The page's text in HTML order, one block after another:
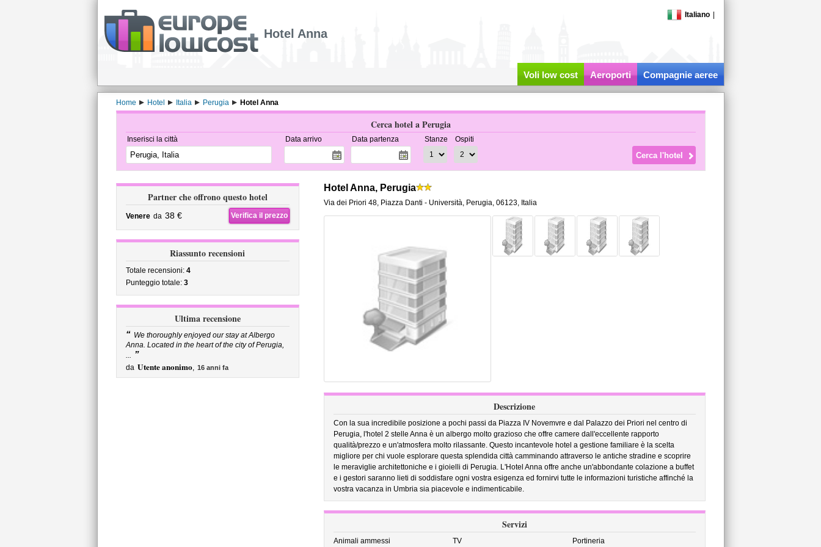
Italiano
Hotel Anna
Voli low cost Aeroporti Compagnie aeree
Home Hotel Italia Perugia Hotel Anna
Cerca hotel a Perugia
Inserisci la città Data arrivo Data partenza Stanze Ospiti
Partner che offrono questo hotel
Venere da 38 € Verifica il prezzo
Riassunto recensioni
Totale recensioni: 4
Punteggio totale: 3
Ultima recensione
“ We thoroughly enjoyed our stay at Albergo
Anna. Located in the heart of the city of Perugia,
... ”
da Utente anonimo, 16 anni fa
Hotel Anna, Perugia
Via dei Priori 48, Piazza Danti - Università, Perugia, 06123, Italia
Descrizione
Con la sua incredibile posizione a pochi passi da Piazza IV Novemvre e dal Palazzo dei Priori nel centro di
Perugia, l'hotel 2 stelle Anna è un albergo molto grazioso che offre camere dall'eccellente rapporto
qualità/prezzo e un'atmosfera molto rilassante. Questo incantevole hotel a gestione familiare è la scelta
migliore per chi vuole esplorare questa splendida città camminando attraverso le antiche stradine e scoprire
le meraviglie architettoniche e i gioielli di Perugia. L'Hotel Anna offre anche un'abbondante colazione a buffet
e i gestori saranno lieti di soddisfare ogni vostra esigenza ed fornirvi tutte le informazioni turistiche affinché la
vostra vacanza in Umbria sia piacevole e indimenticabile.
Servizi
Animali ammessi TV Portineria